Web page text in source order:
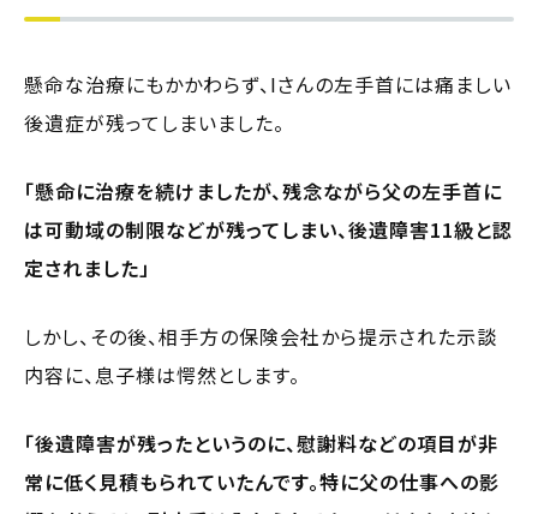
懸命な治療にもかかわらず、Iさんの左手首には痛ましい
後遺症が残ってしまいました。
「懸命に治療を続けましたが、残念ながら父の左手首に
は可動域の制限などが残ってしまい、後遺障害11級と認
定されました」
しかし、その後、相手方の保険会社から提示された示談
内容に、息子様は愕然とします。
「後遺障害が残ったというのに、慰謝料などの項目が非
常に低く見積もられていたんです。特に父の仕事への影